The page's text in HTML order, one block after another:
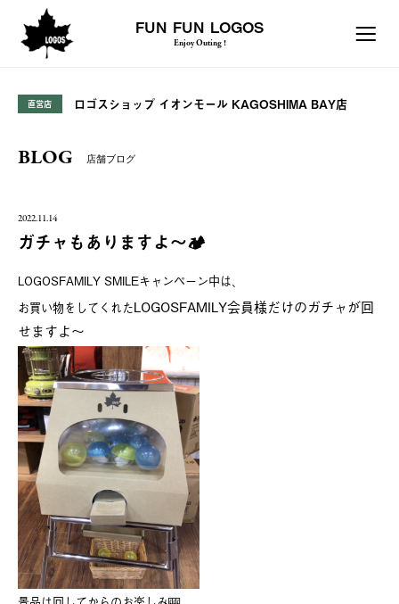
FUN FUN LOGOS
Enjoy Outing !
直営店 ロゴスショップ イオンモール KAGOSHIMA BAY店
BLOG 店舗ブログ
2022.11.14
ガチャもありますよ〜🏕
LOGOSFAMILY SMILEキャンペーン中は、
お買い物をしてくれたLOGOSFAMILY会員様だけのガチャが回
せますよ〜